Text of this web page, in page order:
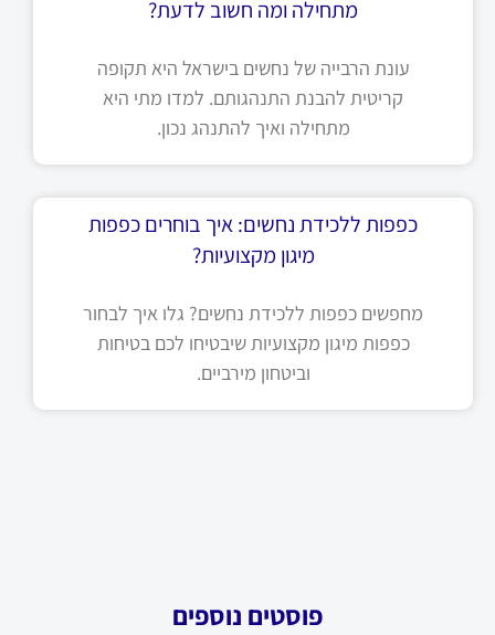
מתחילה ומה חשוב לדעת?
עונת הרבייה של נחשים בישראל היא תקופה
קריטית להבנת התנהגותם. למדו מתי היא
מתחילה ואיך להתנהג נכון.
כפפות ללכידת נחשים: איך בוחרים כפפות
מיגון מקצועיות?
מחפשים כפפות ללכידת נחשים? גלו איך לבחור
כפפות מיגון מקצועיות שיבטיחו לכם בטיחות
וביטחון מירביים.
פוסטים נוספים